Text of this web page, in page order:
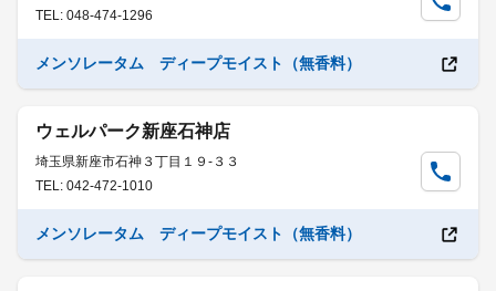
TEL: 048-474-1296
メンソレータム ディープモイスト（無香料）
ウェルパーク新座石神店
埼玉県新座市石神３丁目１９-３３
TEL: 042-472-1010
メンソレータム ディープモイスト（無香料）